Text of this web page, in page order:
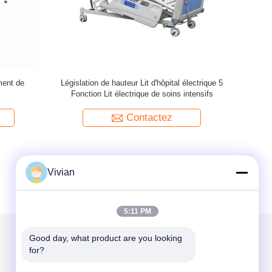
Chaise de transfusion manuelle
Contactez
Mail nous
Vivian
5:11 PM
Good day, what product are you looking
for?